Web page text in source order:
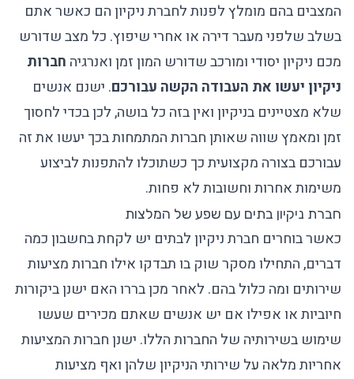
המצבים בהם מומלץ לפנות לחברת ניקיון הם כאשר אתם
בשלב שלפני מעבר דירה או אחרי שיפוץ. כל מצב שדורש
מכם ניקיון יסודי ומורכב שדורש המון זמן ואנרגיה חברות
ניקיון יעשו את העבודה הקשה עבורכם. ישנם אנשים
שלא מצטיינים בניקיון ואין בזה כל בושה, לכן בכדי לחסוך
זמן ומאמץ שווה שאותן חברות המתמחות בכך יעשו את זה
עבורכם בצורה מקצועית כך כשתוכלו להתפנות לביצוע
משימות אחרות וחשובות לא פחות.
חברת ניקיון בתים עם שפע של המלצות
כאשר בוחרים חברת ניקיון לבתים יש לקחת בחשבון כמה
דברים, התחילו מסקר שוק בו תבדקו אילו חברות מציעות
שירותים ומה כלול בהם. לאחר מכן בררו האם ישנן ביקורות
חיוביות או אפילו אם יש אנשים שאתם מכירים שעשו
שימוש בשירותיה של החברות הללו. ישנן חברות המציעות
אחריות מלאה על שירותי הניקיון שלהן ואף מציעות